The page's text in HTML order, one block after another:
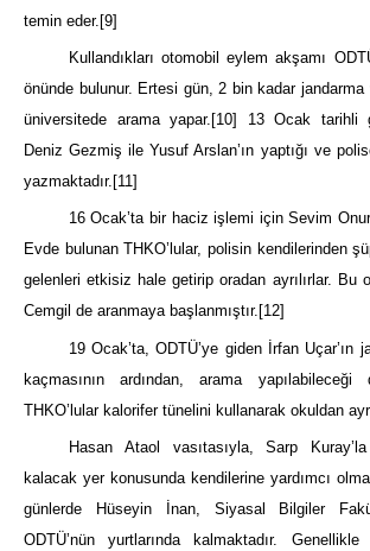
temin eder. [9]
Kullandıkları otomobil eylem akşamı
önünde bulunur. Ertesi gün, 2 bin kadar
üniversitede arama yapar. [10]
13 Ocak tarihli
Deniz Gezmiş ile Yusuf Arslan’ın yaptığı ve
yazmaktadır. [11]
16 Ocak’ta bir haciz işlemi için Sevim
Evde bulunan THKO’lular, polisin kendilerinden
gelenleri etkisiz hale getirip oradan ayrılırlar. Bu
Cemgil de aranmaya başlanmıştır. [12]
19 Ocak’ta, ODTÜ’ye giden İrfan Uçar’ın
kaçmasının ardından, arama yapılabileceği
THKO’lular kalorifer tünelini kullanarak okuldan
Hasan Ataol vasıtasıyla, Sarp
kalacak yer konusunda kendilerine yardımcı
günlerde Hüseyin İnan, Siyasal Bilgiler
ODTÜ’nün yurtlarında kalmaktadır.